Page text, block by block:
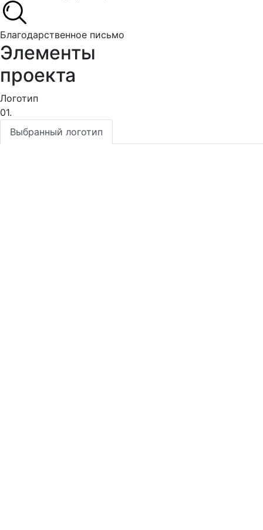
Благодарственное письмо
Элементы
проекта
Логотип
01.
Выбранный логотип